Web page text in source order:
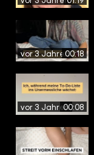
vor 3 Jahren00:18
vor 3 Jahren00:08